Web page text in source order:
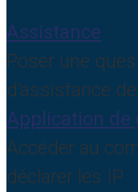
Assistance
Poser une
d’assistance de
Application de
Accéder au
déclarer les IP